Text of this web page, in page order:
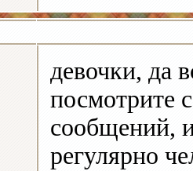
девочки, да
посмотрите
сообщений,
регулярно